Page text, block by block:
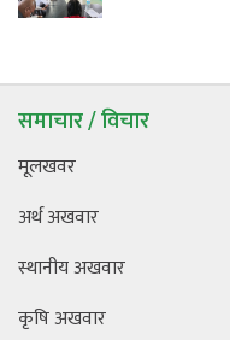
समाचार / विचार
मूलखवर
अर्थ अखवार
स्थानीय अखवार
कृषि अखवार